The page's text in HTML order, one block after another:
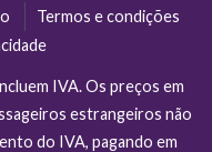
Termos e condições
IVA. Os preços em
estrangeiros não
do IVA, pagando em